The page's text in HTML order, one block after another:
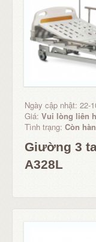
Ngày cập nhật: 22-
Giá: Vui lòng liên
Tình trạng: Còn
Giường 3
A328L